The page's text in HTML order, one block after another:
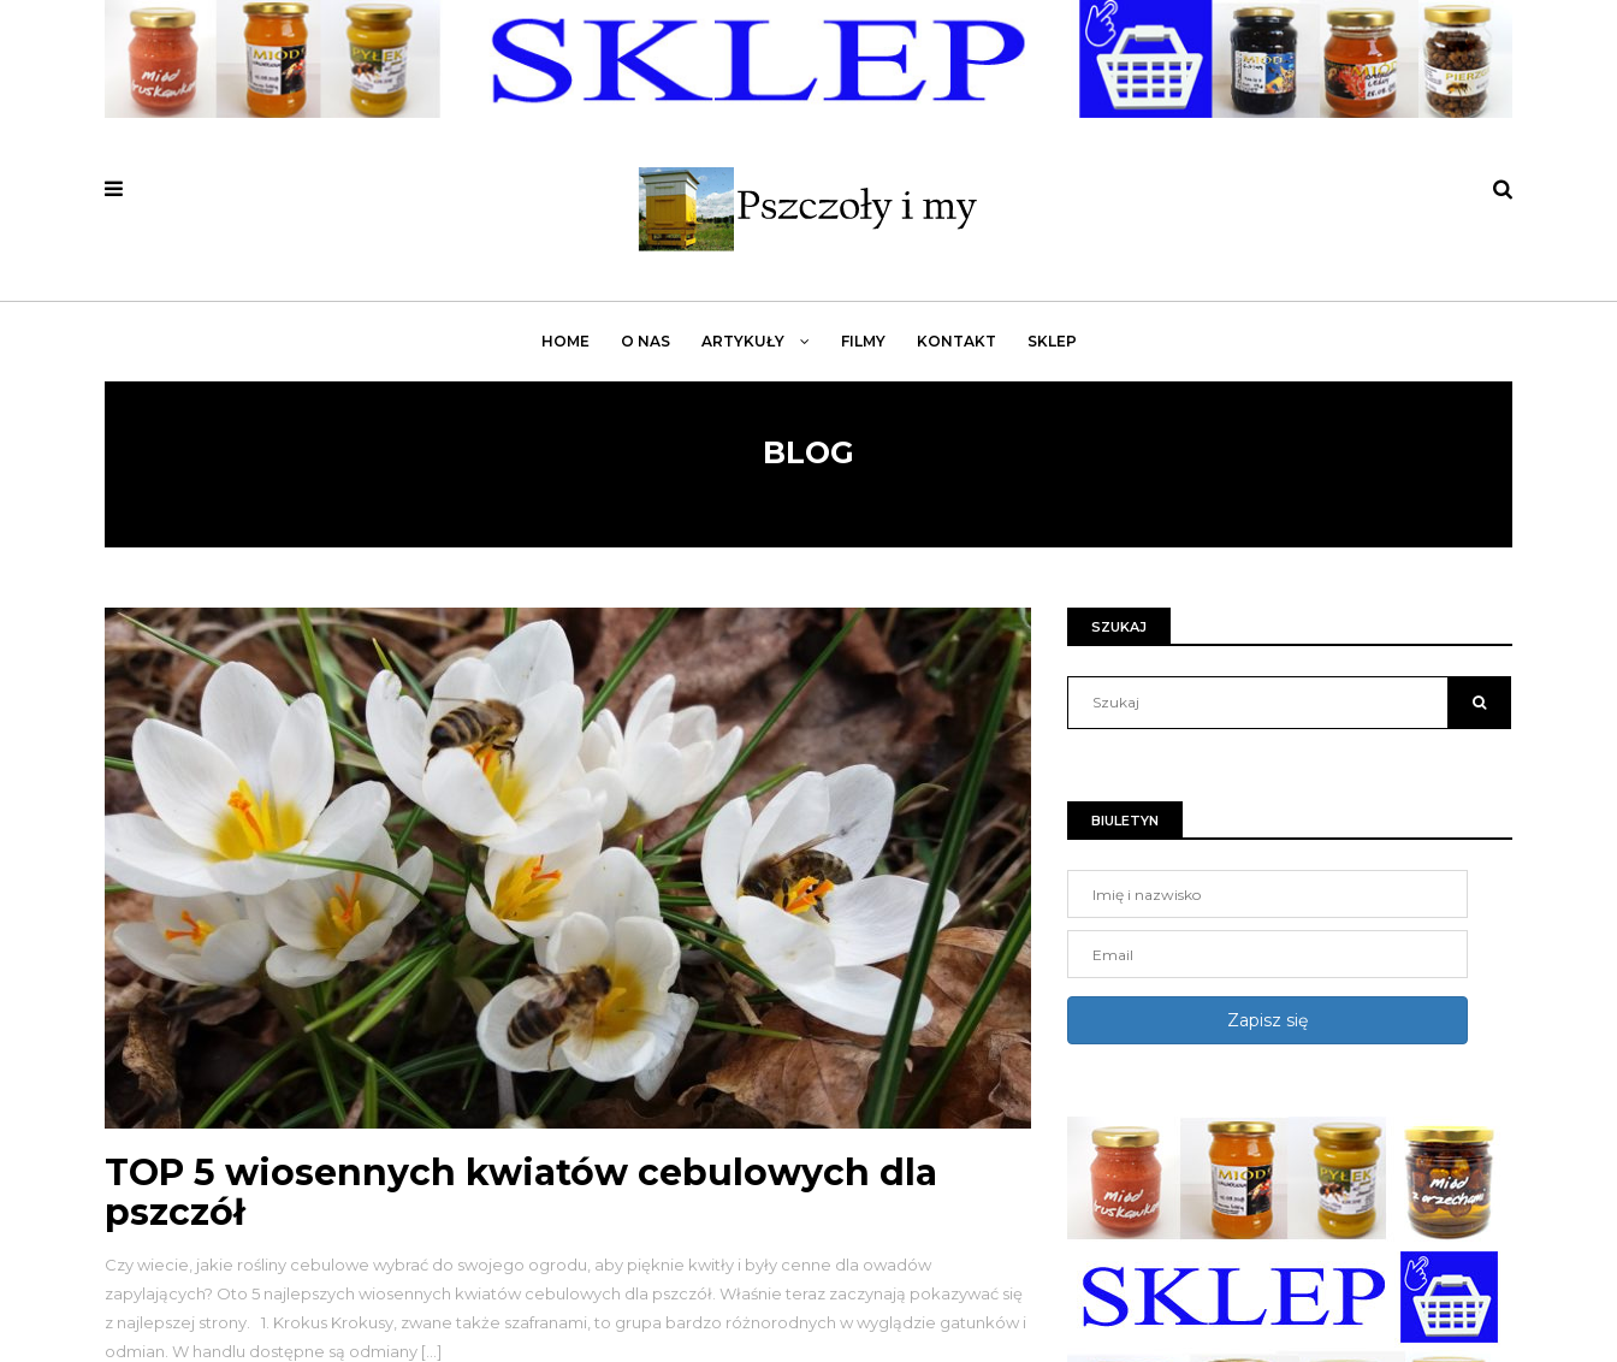
HOME O NAS ARTYKUŁY FILMY KONTAKT SKLEP
BLOG
TOP 5 wiosennych kwiatów cebulowych dla
pszczół
Czy wiecie, jakie rośliny cebulowe wybrać do swojego ogrodu, aby pięknie kwitły i były cenne dla owadów
zapylających? Oto 5 najlepszych wiosennych kwiatów cebulowych dla pszczół. Właśnie teraz zaczynają pokazywać się
z najlepszej strony. 1. Krokus Krokusy, zwane także szafranami, to grupa bardzo różnorodnych w wyglądzie gatunków i
odmian. W handlu dostępne są odmiany […]
SZUKAJ
BIULETYN